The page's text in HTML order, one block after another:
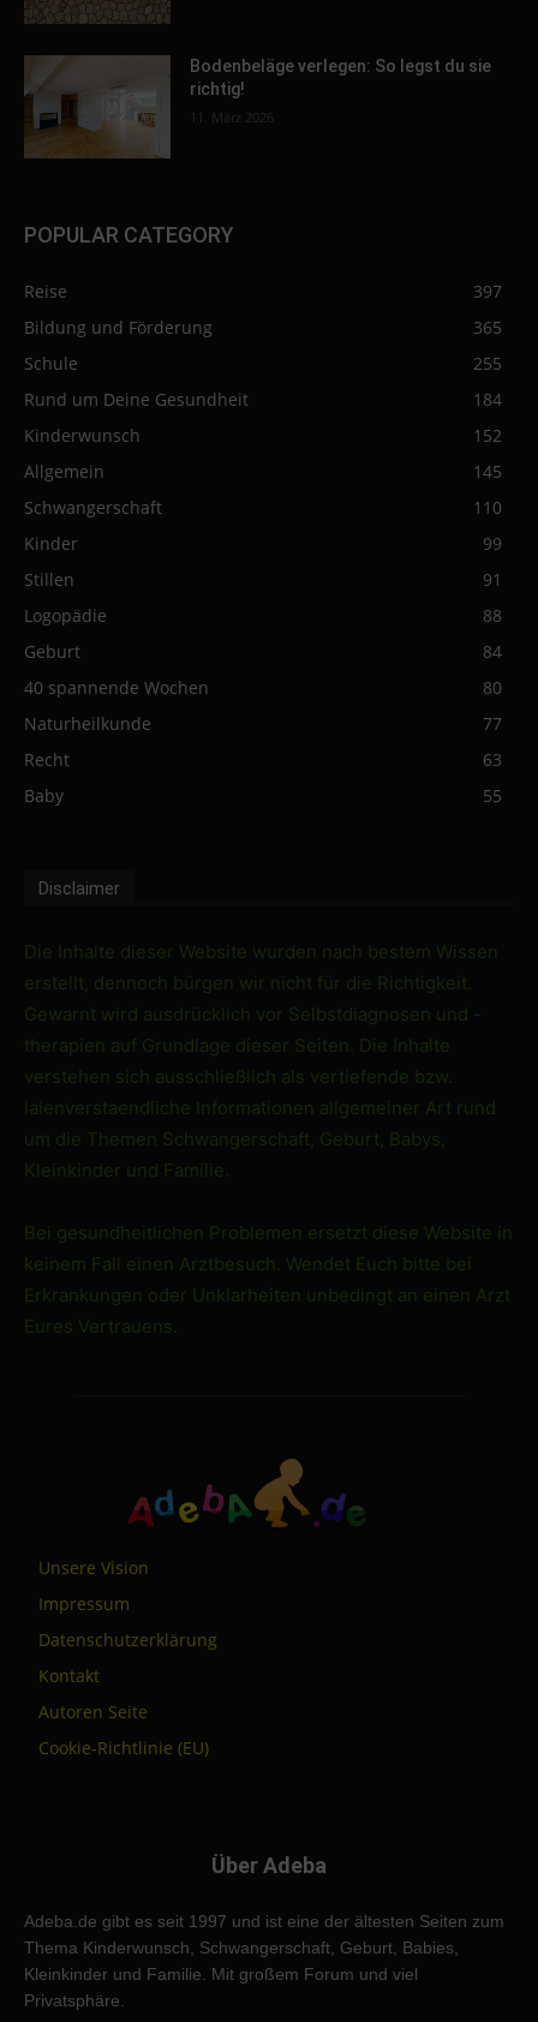
Bodenbeläge verlegen: So legst du sie
richtig!
11. März 2026
POPULAR CATEGORY
Reise
397
Bildung und Förderung
365
Schule
255
Rund um Deine Gesundheit
184
Kinderwunsch
152
Allgemein
145
Schwangerschaft
110
Kinder
99
Stillen
91
Logopädie
88
Geburt
84
40 spannende Wochen
80
Naturheilkunde
77
Recht
63
Baby
55
Disclaimer
Die Inhalte dieser Website wurden nach bestem Wissen
erstellt, dennoch bürgen wir nicht für die Richtigkeit.
Gewarnt wird ausdrücklich vor Selbstdiagnosen und -
therapien auf Grundlage dieser Seiten. Die Inhalte
verstehen sich ausschließlich als vertiefende bzw.
laienverstaendliche Informationen allgemeiner Art rund
um die Themen Schwangerschaft, Geburt, Babys,
Kleinkinder und Familie.
Bei gesundheitlichen Problemen ersetzt diese Website in
keinem Fall einen Arztbesuch. Wendet Euch bitte bei
Erkrankungen oder Unklarheiten unbedingt an einen Arzt
Eures Vertrauens.
Unsere Vision
Impressum
Datenschutzerklärung
Kontakt
Autoren Seite
Cookie-Richtlinie (EU)
Über Adeba
Adeba.de gibt es seit 1997 und ist eine der ältesten Seiten zum
Thema Kinderwunsch, Schwangerschaft, Geburt, Babies,
Kleinkinder und Familie. Mit großem Forum und viel
Privatsphäre.